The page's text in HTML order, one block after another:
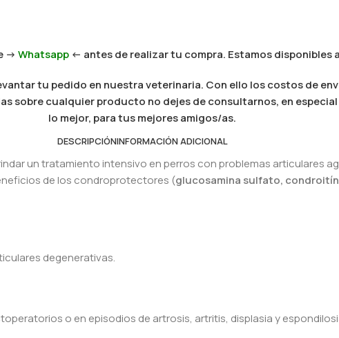
-> Whatsapp <- antes de realizar tu compra. Estamos disponibles
tu pedido en nuestra veterinaria. Con ello los costos de
sobre cualquier producto no dejes de consultarnos, en
lo mejor, para tus mejores amigos/as.
DESCRIPCIÓNINFORMACIÓN ADICIONAL
un tratamiento intensivo en perros con problemas articulares
de los condroprotectores (glucosamina sulfato,
degenerativas.
o en episodios de artrosis, artritis, displasia y